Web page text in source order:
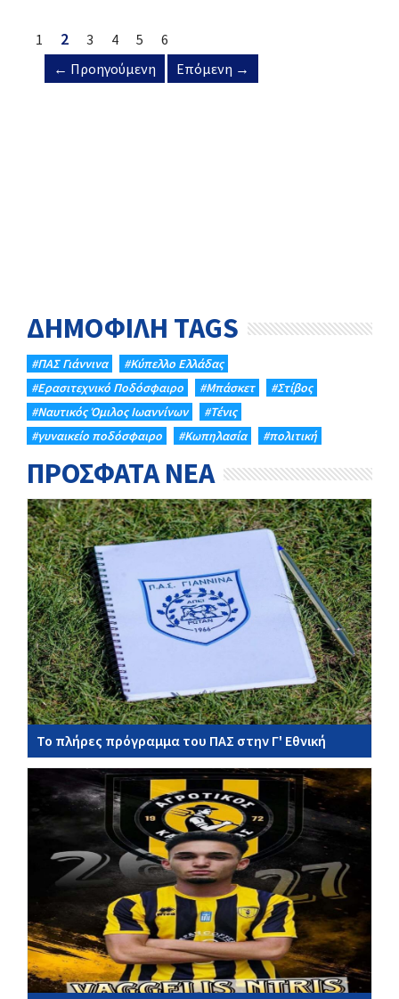
1 2 3 4 5
6
← Προηγούμενη
Επόμενη →
ΔΗΜΟΦΙΛΗ TAGS
#ΠΑΣ Γιάννινα
#Κύπελλο Ελλάδας
#Eρασιτεχνικό Ποδόσφαιρο
#Μπάσκετ
#Στίβος
#Ναυτικός Όμιλος Ιωαννίνων
#Τένις
#γυναικείο ποδόσφαιρο
#Κωπηλασία #πολιτική
ΠΡΟΣΦΑΤΑ ΝΕΑ
Το πλήρες πρόγραμμα του ΠΑΣ στην Γ' Εθνική